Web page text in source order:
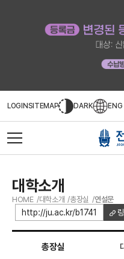
LOGINSITEMAP DARK ENG
대학소개
HOME 대학소개 총장실 연설문
http://ju.ac.kr/b1741
총장실